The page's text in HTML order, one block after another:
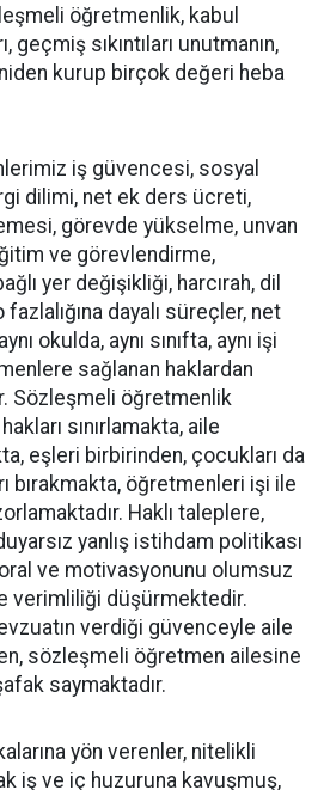
öğretmenlik, kabul
geçmiş sıkıntıları unutmanın,
kurup birçok değeri heba
iş güvencesi, sosyal
dilimi, net ek ders ücreti,
görevde yükselme, unvan
ve görevlendirme,
yer değişikliği, harcırah, dil
dayalı süreçler, net
okulda, aynı sınıfta, aynı işi
sağlanan haklardan
Sözleşmeli öğretmenlik
sınırlamakta, aile
eşleri birbirinden, çocukları da
bırakmakta, öğretmenleri işi ile
Haklı taleplere,
yanlış istihdam politikası
ve motivasyonunu olumsuz
verimliliği düşürmektedir.
verdiği güvenceyle aile
sözleşmeli öğretmen ailesine
saymaktadır.
yön verenler, nitelikli
iş ve iç huzuruna kavuşmuş,